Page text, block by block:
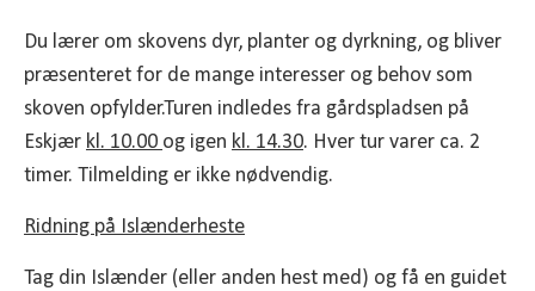
Du lærer om skovens dyr, planter og dyrkning, og bliver
præsenteret for de mange interesser og behov som
skoven opfylder.Turen indledes fra gårdspladsen på
Eskjær kl. 10.00 og igen kl. 14.30. Hver tur varer ca. 2
timer. Tilmelding er ikke nødvendig.
Ridning på Islænderheste
Tag din Islænder (eller anden hest med) og få en guidet